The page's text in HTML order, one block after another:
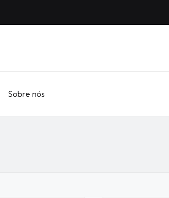
Sobre nós